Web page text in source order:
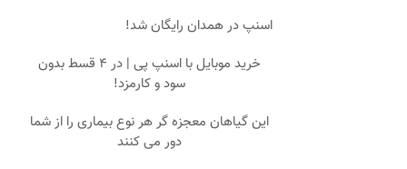
اسنپ در همدان رایگان شد!
خرید موبایل با اسنپ پی | در ۴ قسط بدون
سود و کارمزد!
این گیاهان معجزه گر هر نوع بیماری را از شما
دور می کنند